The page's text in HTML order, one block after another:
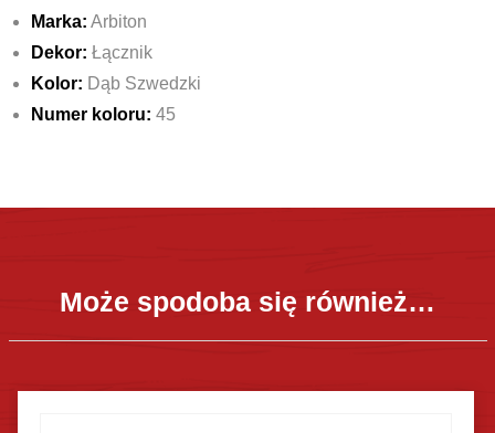
Marka: Arbiton
Dekor: Łącznik
Kolor: Dąb Szwedzki
Numer koloru: 45
Może spodoba się również…